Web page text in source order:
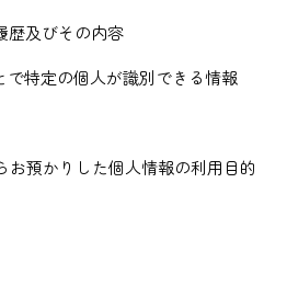
歴及びその内容
特定の個人が識別できる情報
お預かりした個人情報の利用目的